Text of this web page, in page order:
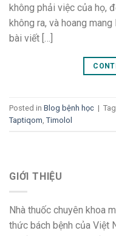
không phải việc của họ,
không ra, và hoang
bài viết […]
Posted in Blog bệnh học |
Taptiqom Timolol
GIỚI THIỆU
Nhà thuốc chuyên khoa
thức bách bệnh của Việt